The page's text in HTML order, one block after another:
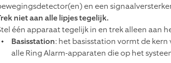
en een
niet aan alle lipjes tegelijk.
één apparaat tegelijk in en trek alleen aan
Basisstation: het basisstation vormt de
alle Ring Alarm-apparaten die op het